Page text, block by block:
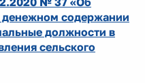
содержании
должности в
сельского